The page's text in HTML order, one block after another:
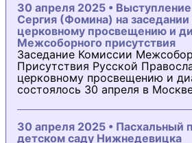
30 апреля 2025 •
Сергия (Фомина) на
церковному просвещению и
Межсоборного присутствия
Заседание Комиссии
Присутствия Русской
церковному просвещению и
состоялось 30 апреля в
30 апреля 2025 • Пасхальный
детском саду Нижнедевицка